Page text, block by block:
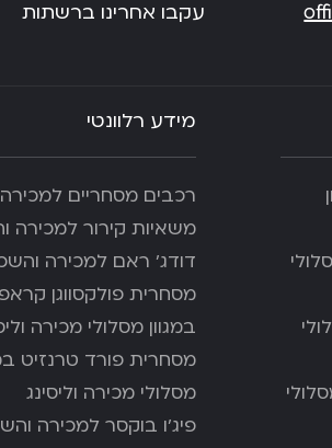
עקבו אחרינו ברשתות
מידע רלוונטי
רכבים מסחריים למכירה
משאיות קירור למכירה
דודג’ ראם למכירה
מסחרית פולקסווגן
במגוון מסלולי מכירה
מסחרית פורד טרנזיט
מסלולי מכירה וליסינג
פיג’ו בוקסר למכירה